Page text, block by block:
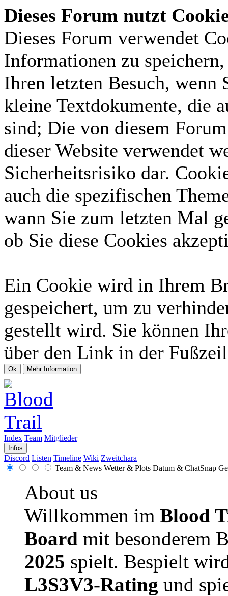
Dieses Forum nutzt
Dieses Forum verwendet
Informationen zu
Ihren letzten Besuch, wenn
kleine Textdokumente, die
sind; Die von diesem
dieser Website verwendet
Sicherheitsrisiko dar.
auch die spezifischen
wann Sie zum letzten Mal
ob Sie diese Cookies
Ein Cookie wird in Ihrem
gespeichert, um zu
gestellt wird. Sie können
über den Link in der
Index Team Mitglieder
Infos
Discord Listen Timeline Wiki Zweitchara
Team & News Wetter & Plots Datum & ChatSnap
About us
Willkommen im Blood
Board mit besonderem
2025 spielt. Bespielt
L3S3V3-Rating und